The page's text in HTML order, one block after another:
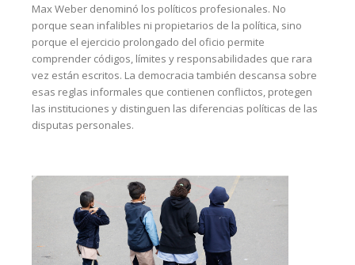
Max Weber denominó los políticos profesionales. No
porque sean infalibles ni propietarios de la política, sino
porque el ejercicio prolongado del oficio permite
comprender códigos, límites y responsabilidades que rara
vez están escritos. La democracia también descansa sobre
esas reglas informales que contienen conflictos, protegen
las instituciones y distinguen las diferencias políticas de las
disputas personales.